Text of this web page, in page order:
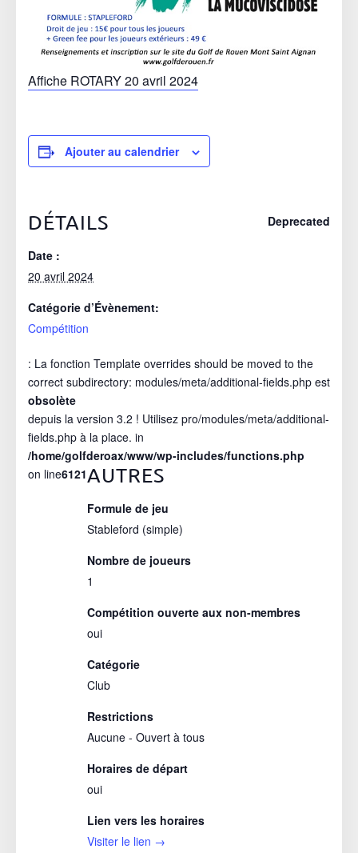
Affiche ROTARY 20 avril 2024
Ajouter au calendrier
DÉTAILS
Date :
20 avril 2024
Catégorie d’Évènement:
Compétition
Deprecated
: La fonction Template overrides should be moved to the
correct subdirectory: modules/meta/additional-fields.php est
obsolète
depuis la version 3.2 ! Utilisez pro/modules/meta/additional-
fields.php à la place. in
/home/golfderoax/www/wp-includes/functions.php
on line6121AUTRES
Formule de jeu
Stableford (simple)
Nombre de joueurs
1
Compétition ouverte aux non-membres
oui
Catégorie
Club
Restrictions
Aucune - Ouvert à tous
Horaires de départ
oui
Lien vers les horaires
Visiter le lien →